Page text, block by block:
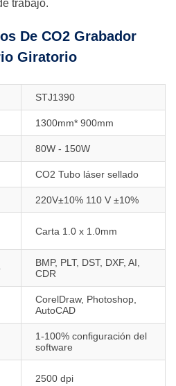
trabajo.
De CO2 Grabador
Giratorio
STJ1390
1300mm* 900mm
80W - 150W
CO2 Tubo láser sellado
220V±10% 110 V ±10%
Carta 1.0 x 1.0mm
BMP, PLT, DST, DXF, AI,
CDR
CorelDraw, Photoshop,
AutoCAD
1-100% configuración del
software
2500 dpi